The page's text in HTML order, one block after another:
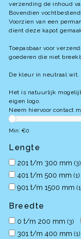
verzending de inhoud
Bovendien
Voorzien van een
dient deze kapot
Toepasbaar voor
goederen die niet
De kleur in neutraal wit.
Het is natuurlijk
eigen logo.
Neem hiervoor contact
Min: €0
Lengte
201 t/m 300 mm (3)
401 t/m 500 mm (1)
901 t/m 1500 mm
Breedte
0 t/m 200 mm (3)
301 t/m 400 mm (1)